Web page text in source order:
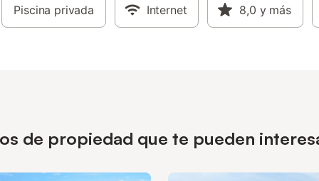
Piscina privada Internet 8,0 y más
de propiedad que te pueden